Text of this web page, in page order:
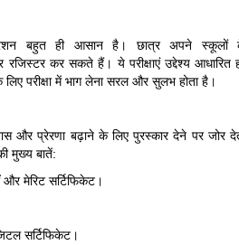
बहुत ही आसान है। छात्र अपने स्कूलों
कर सकते हैं। ये परीक्षाएं उद्देश्य
परीक्षा में भाग लेना सरल और सुलभ होता है।
और प्रेरणा बढ़ाने के लिए पुरस्कार देने पर
मुख्य बातें:
और मेरिट सर्टिफिकेट।
सर्टिफिकेट।